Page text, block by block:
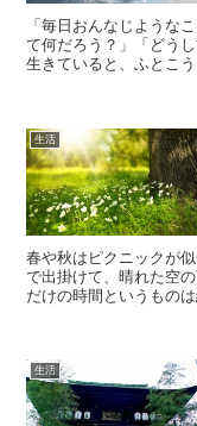
「毎日おんなじような
て何だろう？」「どう
生きていると、ふとこ
生活
春や秋はピクニックが
で出掛けて、晴れた空
だけの時間というもの
生活